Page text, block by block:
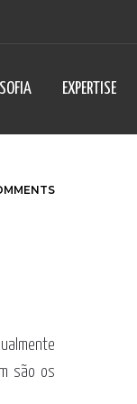
EXPERTISE
são os